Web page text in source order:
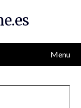
Menu